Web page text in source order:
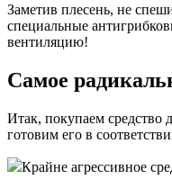
Заметив плесень, не
специальные
вентиляцию!
Самое
Итак, покупаем средство
готовим его в
Крайне агрессивное